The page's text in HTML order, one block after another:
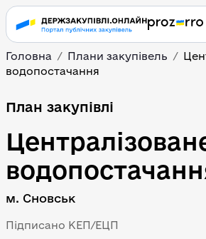
Головна Плани закупівель
водопостачання
План закупівлі
м. Сновськ
Підписано КЕП/ЕЦП